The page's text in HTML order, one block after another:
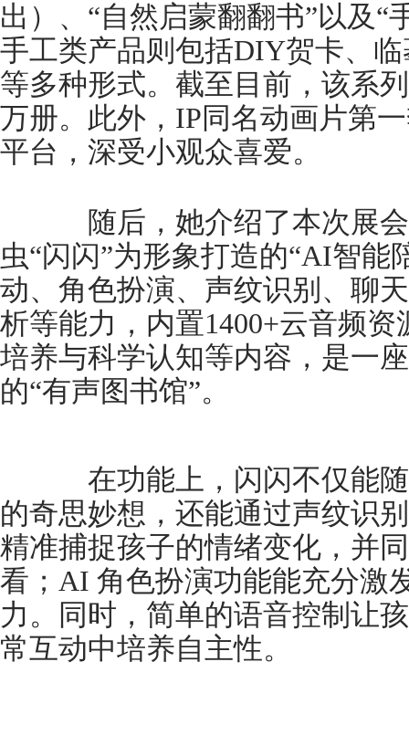
出）、“自然启蒙翻翻书”以及“
手工类产品则包括DIY贺卡、
等多种形式。截至目前，该系
万册。此外，IP同名动画片第
平台，深受小观众喜爱。
随后，她介绍了本次展会
虫“闪闪”为形象打造的“AI智能
动、角色扮演、声纹识别、聊
析等能力，内置1400+云音频
培养与科学认知等内容，是一
的“有声图书馆”。
在功能上，闪闪不仅能随
的奇思妙想，还能通过声纹识
精准捕捉孩子的情绪变化，并
看；AI 角色扮演功能能充分激
力。同时，简单的语音控制让
常互动中培养自主性。